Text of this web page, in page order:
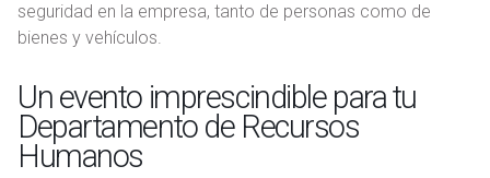
seguridad en la empresa, tanto de personas como de
bienes y vehículos.
Un evento imprescindible para tu
Departamento de Recursos
Humanos